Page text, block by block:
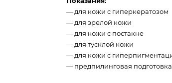
— для кожи с гиперкератозом
— для зрелой кожи
— для кожи с постакне
— для тусклой кожи
— для кожи с
— предпилинговая подготовка